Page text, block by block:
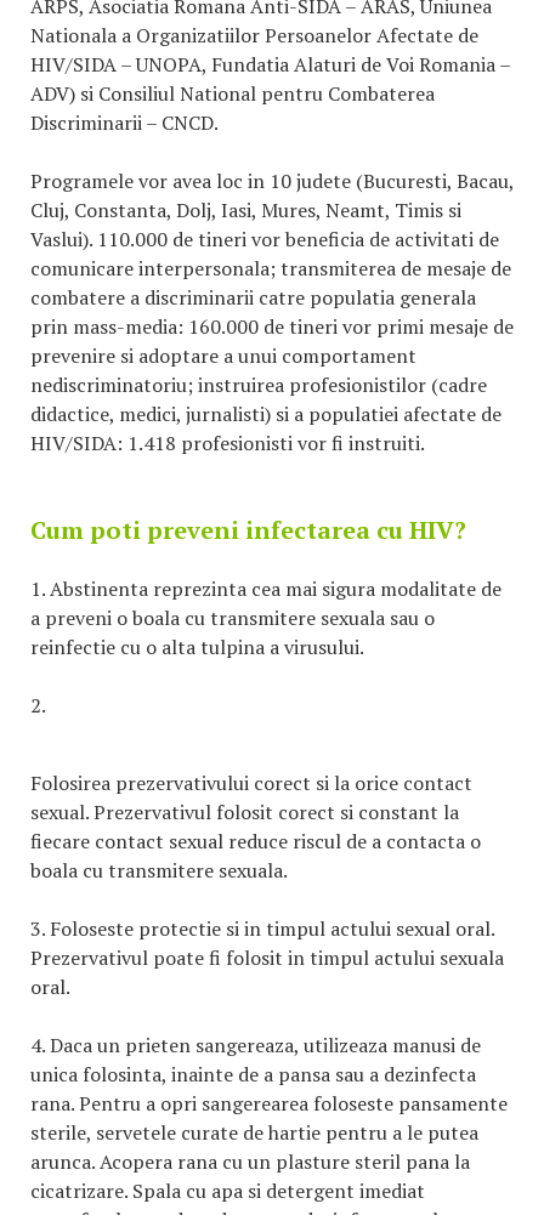
ARPS, Asociatia Romana Anti-SIDA – ARAS, Uniunea
Nationala a Organizatiilor Persoanelor Afectate de
HIV/SIDA – UNOPA, Fundatia Alaturi de Voi Romania –
ADV) si Consiliul National pentru Combaterea
Discriminarii – CNCD.
Programele vor avea loc in 10 judete (Bucuresti, Bacau,
Cluj, Constanta, Dolj, Iasi, Mures, Neamt, Timis si
Vaslui). 110.000 de tineri vor beneficia de activitati de
comunicare interpersonala; transmiterea de mesaje de
combatere a discriminarii catre populatia generala
prin mass-media: 160.000 de tineri vor primi mesaje de
prevenire si adoptare a unui comportament
nediscriminatoriu; instruirea profesionistilor (cadre
didactice, medici, jurnalisti) si a populatiei afectate de
HIV/SIDA: 1.418 profesionisti vor fi instruiti.
Cum poti preveni infectarea cu HIV?
1. Abstinenta reprezinta cea mai sigura modalitate de
a preveni o boala cu transmitere sexuala sau o
reinfectie cu o alta tulpina a virusului.
2.
Folosirea prezervativului corect si la orice contact
sexual. Prezervativul folosit corect si constant la
fiecare contact sexual reduce riscul de a contacta o
boala cu transmitere sexuala.
3. Foloseste protectie si in timpul actului sexual oral.
Prezervativul poate fi folosit in timpul actului sexuala
oral.
4. Daca un prieten sangereaza, utilizeaza manusi de
unica folosinta, inainte de a pansa sau a dezinfecta
rana. Pentru a opri sangerearea foloseste pansamente
sterile, servetele curate de hartie pentru a le putea
arunca. Acopera rana cu un plasture steril pana la
cicatrizare. Spala cu apa si detergent imediat